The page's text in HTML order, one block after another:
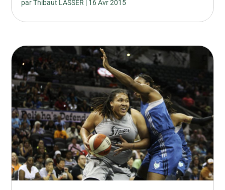
parThibaut LASSER | 16 Avr 2015